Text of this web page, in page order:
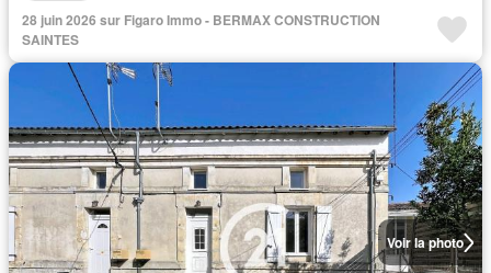
28 juin 2026 sur Figaro Immo - BERMAX CONSTRUCTION
SAINTES
Voir la photo